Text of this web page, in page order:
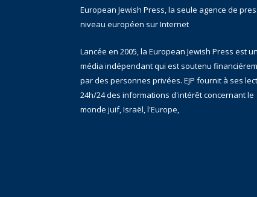
European Jewish Press, la seule agence de
niveau européen sur Internet
Lancée en 2005, la European Jewish Press est un
média indépendant qui est soutenu
par des personnes privées. EJP fournit à ses
24h/24 des informations d'intérêt concernant le
monde juif, Israël, l'Europe,